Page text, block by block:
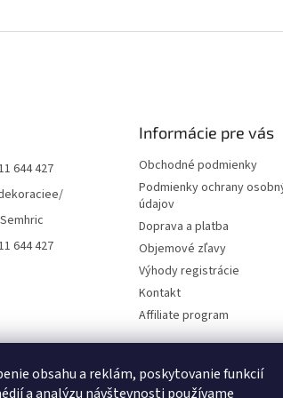
obsahu a reklám, poskytovanie funkcií
a analýzu návštevnosti používame
644 427
644 427
Informácie pre vás
Obchodné podmienky
Podmienky ochrany
údajov
Doprava a platba
Objemové zľavy
Výhody registrácie
Kontakt
Affiliate program